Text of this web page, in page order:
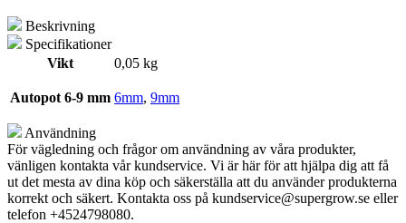
mängdBeskrivning
Specifikationer
Vikt
0,05 kg
Autopot 6-9 mm 6mm, 9mm
Användning
För vägledning och frågor om användning av våra produkter,
vänligen kontakta vår kundservice. Vi är här för att hjälpa dig att få
ut det mesta av dina köp och säkerställa att du använder produkterna
korrekt och säkert. Kontakta oss på kundservice@supergrow.se eller
telefon +4524798080.